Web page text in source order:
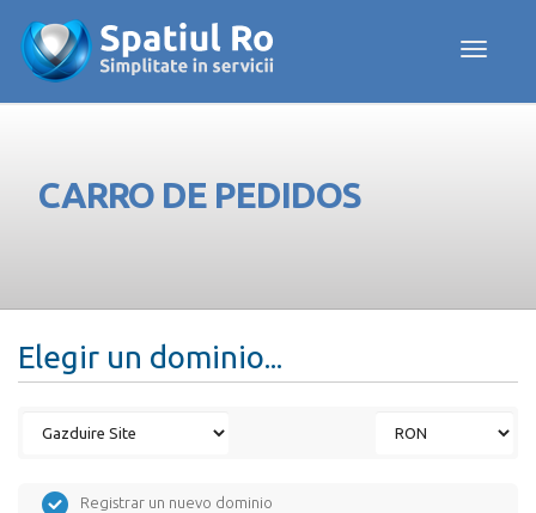
Toggle
CARRO DE PEDIDOS
Elegir un dominio...
Registrar un nuevo dominio